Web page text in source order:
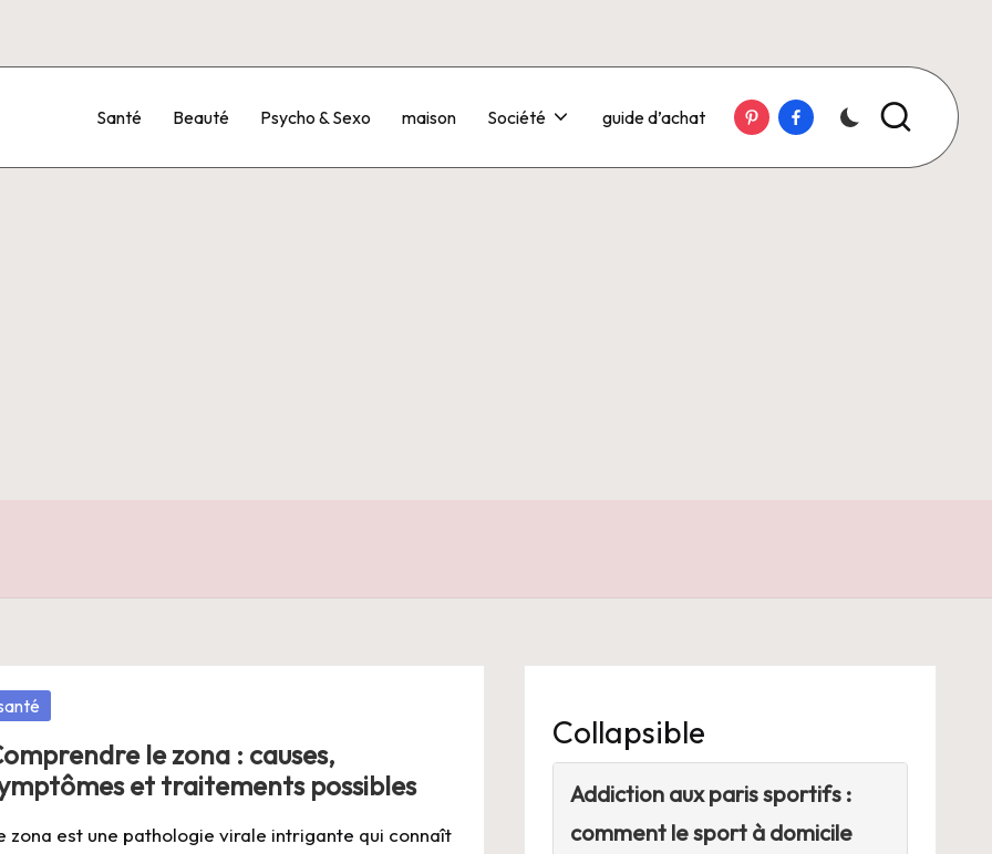
Santé Beauté Psycho & Sexo maison Société guide d’achat PinterestFacebook
le zona : causes,
et traitements possibles
zona est une pathologie virale intrigante qui connaît
Collapsible
Addiction aux paris sportifs :
comment le sport à domicile